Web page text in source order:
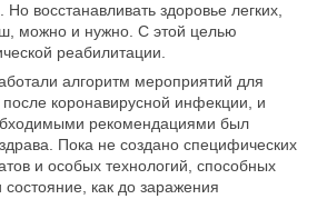
восстанавливать здоровье легких,
можно и нужно. С этой целью
реабилитации.
алгоритм мероприятий для
после коронавирусной инфекции, и
рекомендациями был
Пока не создано специфических
и особых технологий, способных
состояние, как до заражения